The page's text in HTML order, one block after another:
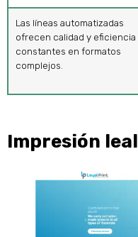
Las líneas automatizadas
ofrecen calidad y eficiencia
constantes en formatos
complejos.
Impresión leal